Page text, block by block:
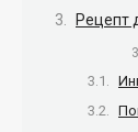
Рецепт